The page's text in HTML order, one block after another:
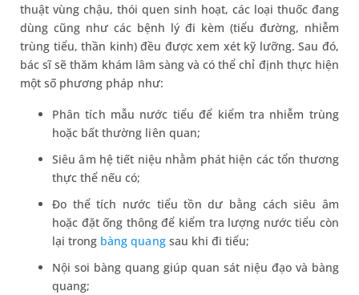
thuật vùng chậu, thói quen sinh hoạt, các loại thuốc đang
dùng cũng như các bệnh lý đi kèm (tiểu đường, nhiễm
trùng tiểu, thần kinh) đều được xem xét kỹ lưỡng. Sau đó,
bác sĩ sẽ thăm khám lâm sàng và có thể chỉ định thực hiện
một số phương pháp như:
Phân tích mẫu nước tiểu để kiểm tra nhiễm trùng
hoặc bất thường liên quan;
Siêu âm hệ tiết niệu nhằm phát hiện các tổn thương
thực thể nếu có;
Đo thể tích nước tiểu tồn dư bằng cách siêu âm
hoặc đặt ống thông để kiểm tra lượng nước tiểu còn
lại trong bàng quangsau khi đi tiểu;
Nội soi bàng quang giúp quan sát niệu đạo và bàng
quang;